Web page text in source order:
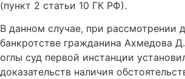
(пункт 2 статьи 10 ГК РФ).
В данном случае, при рассмотрении
банкротстве гражданина Ахмедова
оглы суд первой инстанции
доказательств наличия